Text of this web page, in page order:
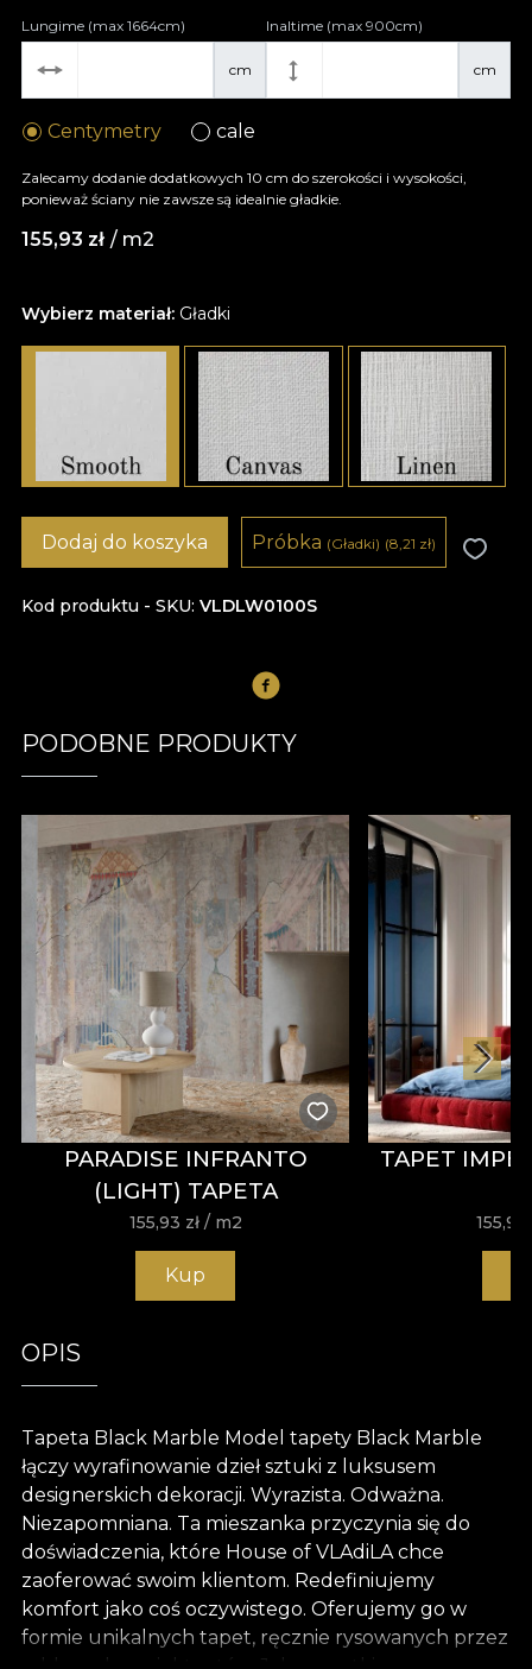
Wybierz materiał: Gładki
cm
Lungime (max 1664cm)
cm
Inaltime (max 900cm)
Centymetry cale
Zalecamy dodanie dodatkowych 10 cm do szerokości i wysokości,
ponieważ ściany nie zawsze są idealnie gładkie.
155,93 zł / m2
Kod produktu - SKU VLDLW0100S
Dodaj do koszyka Próbka (Gładki) (8,21 zł)
PODOBNE PRODUKTY
PARADISE INFRANTO
(LIGHT) TAPETA
155,93 zł / m2
Kup
TAPET
155,93
OPIS
Tapeta Black Marble Model tapety Black Marble
łączy wyrafinowanie dzieł sztuki z luksusem
designerskich dekoracji. Wyrazista. Odważna.
Niezapomniana. Ta mieszanka przyczynia się do
doświadczenia, które House of VLAdiLA chce
zaoferować swoim klientom. Redefiniujemy
komfort jako coś oczywistego. Oferujemy go w
formie unikalnych tapet, ręcznie rysowanych przez